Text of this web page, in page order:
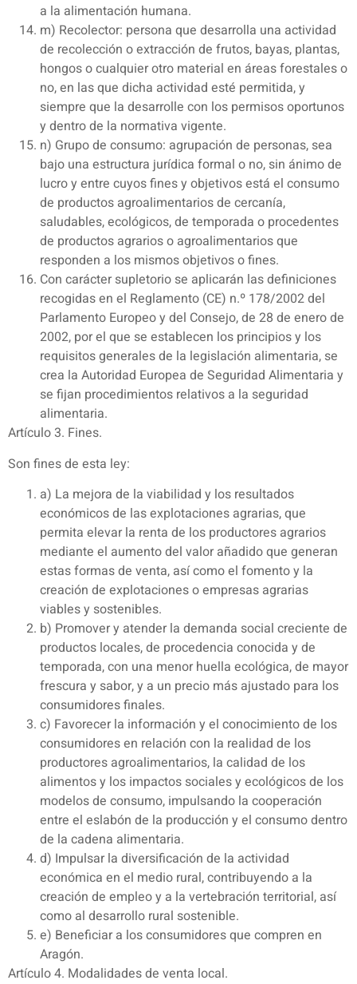
a la alimentación humana.
m) Recolector: persona que desarrolla una actividad
de recolección o extracción de frutos, bayas, plantas,
hongos o cualquier otro material en áreas forestales o
no, en las que dicha actividad esté permitida, y
siempre que la desarrolle con los permisos oportunos
y dentro de la normativa vigente.
n) Grupo de consumo: agrupación de personas, sea
bajo una estructura jurídica formal o no, sin ánimo de
lucro y entre cuyos fines y objetivos está el consumo
de productos agroalimentarios de cercanía,
saludables, ecológicos, de temporada o procedentes
de productos agrarios o agroalimentarios que
responden a los mismos objetivos o fines.
Con carácter supletorio se aplicarán las definiciones
recogidas en el Reglamento (CE) n.º 178/2002 del
Parlamento Europeo y del Consejo, de 28 de enero de
2002, por el que se establecen los principios y los
requisitos generales de la legislación alimentaria, se
crea la Autoridad Europea de Seguridad Alimentaria y
se fijan procedimientos relativos a la seguridad
alimentaria.
Artículo 3. Fines.
Son fines de esta ley:
a) La mejora de la viabilidad y los resultados
económicos de las explotaciones agrarias, que
permita elevar la renta de los productores agrarios
mediante el aumento del valor añadido que generan
estas formas de venta, así como el fomento y la
creación de explotaciones o empresas agrarias
viables y sostenibles.
b) Promover y atender la demanda social creciente de
productos locales, de procedencia conocida y de
temporada, con una menor huella ecológica, de mayor
frescura y sabor, y a un precio más ajustado para los
consumidores finales.
c) Favorecer la información y el conocimiento de los
consumidores en relación con la realidad de los
productores agroalimentarios, la calidad de los
alimentos y los impactos sociales y ecológicos de los
modelos de consumo, impulsando la cooperación
entre el eslabón de la producción y el consumo dentro
de la cadena alimentaria.
d) Impulsar la diversificación de la actividad
económica en el medio rural, contribuyendo a la
creación de empleo y a la vertebración territorial, así
como al desarrollo rural sostenible.
e) Beneficiar a los consumidores que compren en
Aragón.
Artículo 4. Modalidades de venta local.